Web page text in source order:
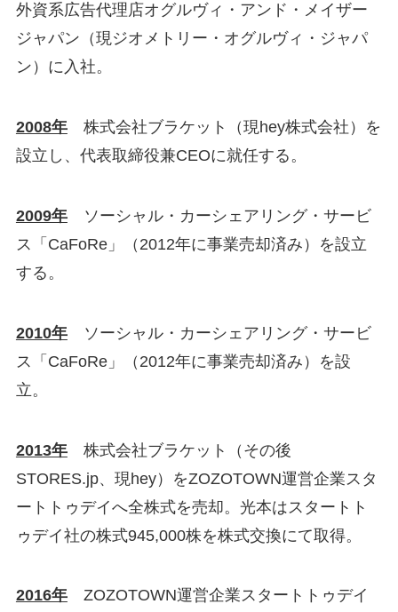
外資系広告代理店オグルヴィ・アンド・メイザー
ジャパン（現ジオメトリー・オグルヴィ・ジャパ
ン）に入社。
2008年株式会社ブラケット（現hey株式会社）を
設立し、代表取締役兼CEOに就任する。
2009年ソーシャル・カーシェアリング・サービ
ス「CaFoRe」（2012年に事業売却済み）を設立
する。
2010年ソーシャル・カーシェアリング・サービ
ス「CaFoRe」（2012年に事業売却済み）を設
立。
2013年株式会社ブラケット（その後
STORES.jp、現hey）をZOZOTOWN運営企業スタ
ートトゥデイへ全株式を売却。光本はスタートト
ゥデイ社の株式945,000株を株式交換にて取得。
2016年ZOZOTOWN運営企業スタートトゥデイ